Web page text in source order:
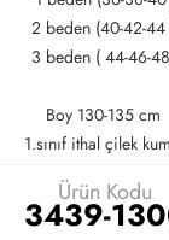
2 beden (40-42-44
3 beden ( 44-46-
Boy 130-135 cm
1.sınıf ithal çilek
Ürün Kodu
3439-